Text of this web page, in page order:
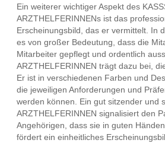
Ein weiterer wichtiger Aspekt des
ARZTHELFERINNENs ist das
Erscheinungsbild, das er vermittelt. In
es von großer Bedeutung, dass die
Mitarbeiter gepflegt und ordentlich
ARZTHELFERINNEN trägt dazu bei,
Er ist in verschiedenen Farben und
die jeweiligen Anforderungen und
werden können. Ein gut sitzender und
ARZTHELFERINNEN signalisiert den
Angehörigen, dass sie in guten
fördert ein einheitliches